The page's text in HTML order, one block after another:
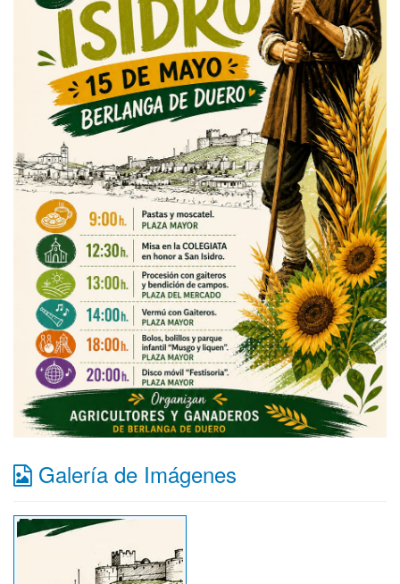
Galería de Imágenes